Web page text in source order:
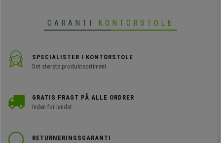
GARANTI KONTORSTOLE
SPECIALISTER I KONTORSTOLE
Det største produktsortiment
GRATIS FRAGT PÅ ALLE ORDRER
Inden for landet
RETURNERINGSGARANTI